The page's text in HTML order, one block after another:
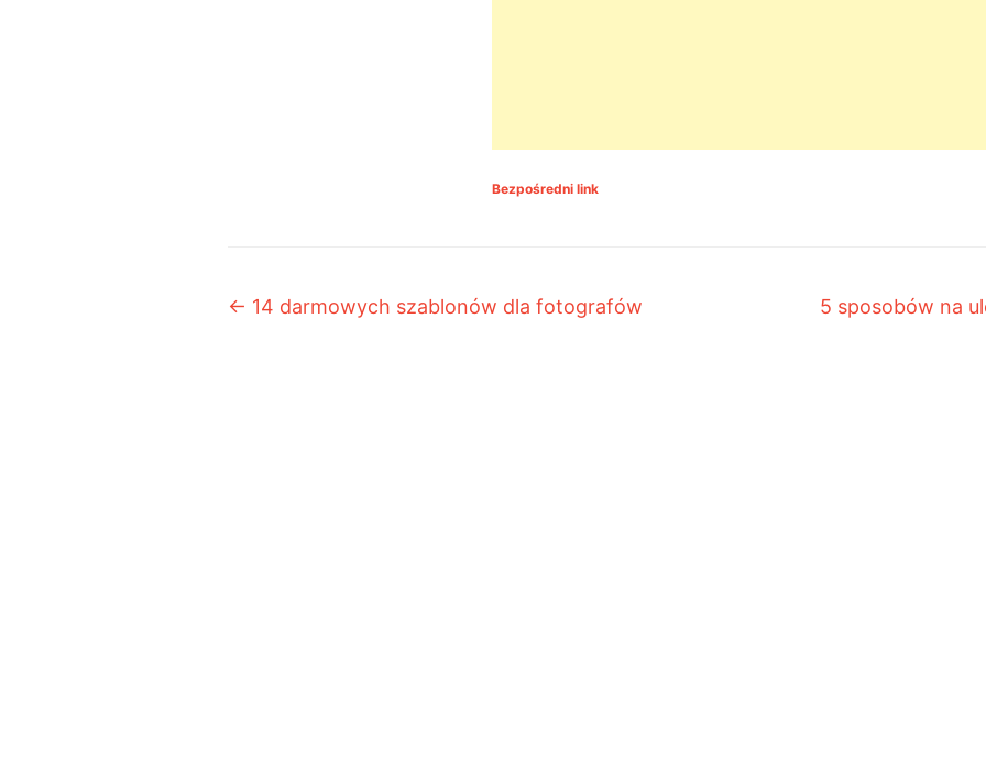
Bezpośredni link
Post navigation
← 14 darmowych szablonów dla fotografów
5 sposobów na